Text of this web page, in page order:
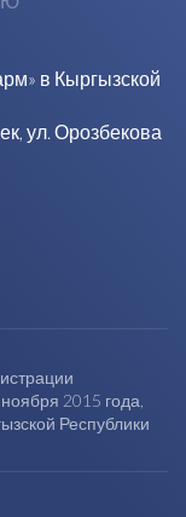
в Кыргызской
ул. Орозбекова
2015 года,
Республики